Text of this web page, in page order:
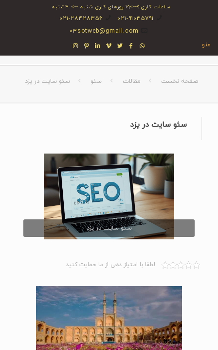
ساعات کاری:۹-->۱۹ روزهای کاری شنبه --> ۴شنبه
۰۲۱-۹۱۰۳۵۷۹۱
۰۲۱-۲۸۴۲۸۳۵۶
03sotweb@gmail.com
منو
صفحه نخست مقالات سئو سئو سایت در یزد
سئو سایت در یزد
سئو سایت در یزد
لطفا با امتیاز دهی از ما حمایت کنید.